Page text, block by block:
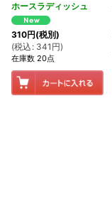
ホースラディッシュ
310円(税別)
(税込 : 341 円)
在庫数 20点